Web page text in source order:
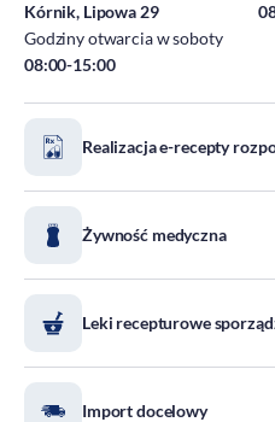
Praca w Centrali
ESG
Środowisko
Społeczeństwo
Standardy
Tradycja
Kodeks Etyki
Kórnik, Lipowa 29
Godziny otwarcia w soboty
08:00-15:00
Realizacja e-recepty
Żywność medyczna
Leki recepturowe
Import docelowy